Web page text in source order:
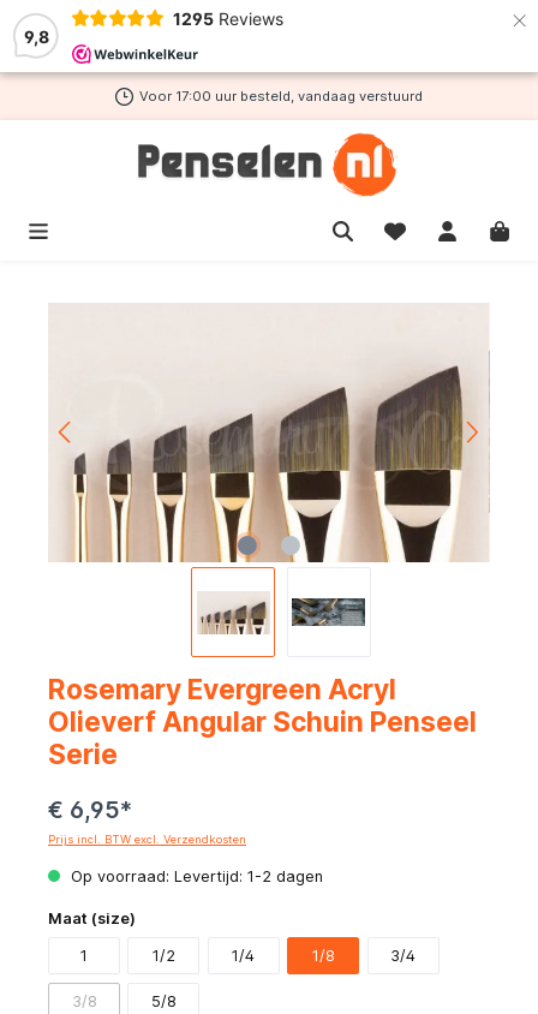
9,8
1295 Reviews ×
hoofdinhoud
Voor 17:00 uur besteld, vandaag verstuurd
Rosemary Evergreen Acryl
Olieverf Angular Schuin Penseel
Serie
€ 6,95*
Prijs incl. BTW excl. Verzendkosten
Op voorraad: Levertijd: 1-2 dagen
Maat (size)
1 1/2 1/4 1/8 3/4
3/8 5/8